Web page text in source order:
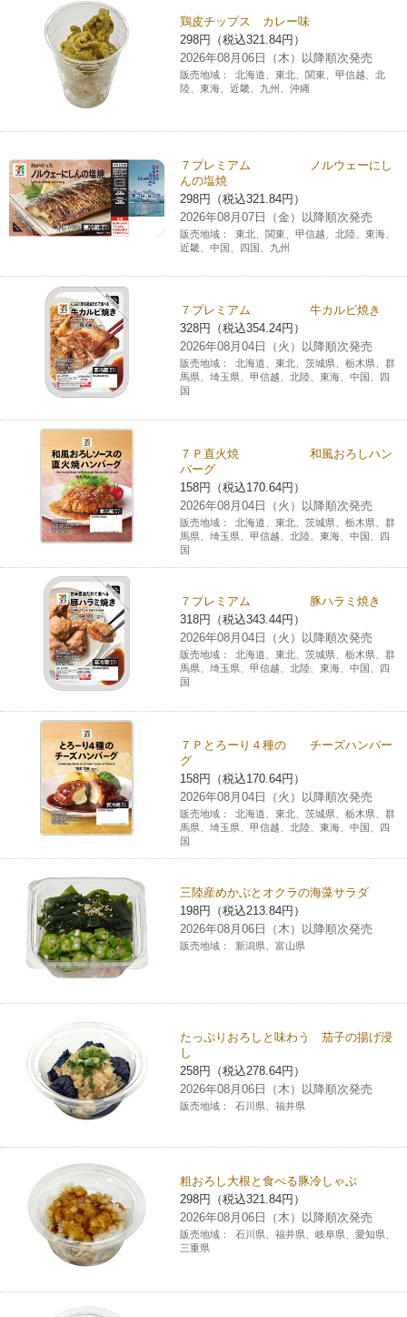
鶏皮チップス カレー味
298円（税込321.84円）
2026年08月06日（木）以降順次発売
販売地域：
北海道、東北、関東、甲信越、北
陸、東海、近畿、九州、沖縄
７プレミアム ノルウェーにし
んの塩焼
298円（税込321.84円）
2026年08月07日（金）以降順次発売
販売地域：
東北、関東、甲信越、北陸、東海、
近畿、中国、四国、九州
７プレミアム 牛カルビ焼き
328円（税込354.24円）
2026年08月04日（火）以降順次発売
販売地域：
北海道、東北、茨城県、栃木県、群
馬県、埼玉県、甲信越、北陸、東海、中国、四
国
７Ｐ直火焼 和風おろしハン
バーグ
158円（税込170.64円）
2026年08月04日（火）以降順次発売
販売地域：
北海道、東北、茨城県、栃木県、群
馬県、埼玉県、甲信越、北陸、東海、中国、四
国
７プレミアム 豚ハラミ焼き
318円（税込343.44円）
2026年08月04日（火）以降順次発売
販売地域：
北海道、東北、茨城県、栃木県、群
馬県、埼玉県、甲信越、北陸、東海、中国、四
国
７Ｐとろーり４種の チーズハンバー
グ
158円（税込170.64円）
2026年08月04日（火）以降順次発売
販売地域：
北海道、東北、茨城県、栃木県、群
馬県、埼玉県、甲信越、北陸、東海、中国、四
国
三陸産めかぶとオクラの海藻サラダ
198円（税込213.84円）
2026年08月06日（木）以降順次発売
販売地域： 新潟県、富山県
たっぷりおろしと味わう 茄子の揚げ浸
し
258円（税込278.64円）
2026年08月06日（木）以降順次発売
販売地域： 石川県、福井県
粗おろし大根と食べる豚冷しゃぶ
298円（税込321.84円）
2026年08月06日（木）以降順次発売
販売地域：
石川県、福井県、岐阜県、愛知県、
三重県